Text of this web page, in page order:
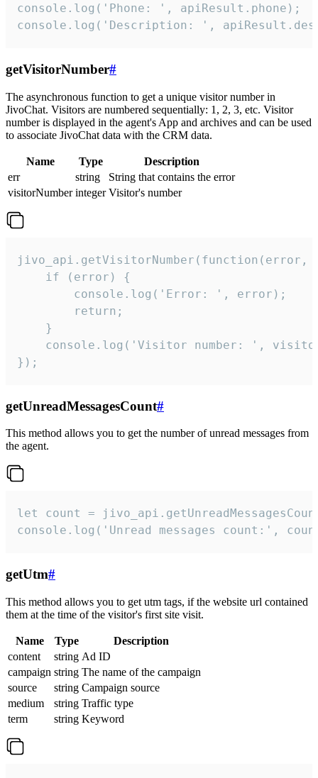
console.log('Phone: ', apiResult.phone);
console.log('Description: ',
getVisitorNumber#
The asynchronous function to get a unique visitor number in
JivoChat. Visitors are numbered sequentially: 1, 2, 3, etc. Visitor
number is displayed in the agent's App and archives and can be used
to associate JivoChat data with the CRM data.
Name Type
Description
err
string
String that contains the error
visitorNumber integer Visitor's number
jivo_api.getVisitorNumber(function(error,
    if (error) {
        console.log('Error: ', error);
        return;
    }
console.log('Visitor number: ',
});
getUnreadMessagesCount#
This method allows you to get the number of unread messages from
the agent.
let count =
console.log('Unread messages count:',
getUtm#
This method allows you to get utm tags, if the website url contained
them at the time of the visitor's first site visit.
Name Type
Description
content
string Ad ID
campaign string The name of the campaign
source
string Campaign source
medium
string Traffic type
term
string Keyword